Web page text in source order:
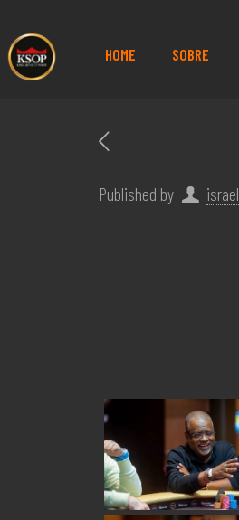
HOME SOBRE
Published by israel